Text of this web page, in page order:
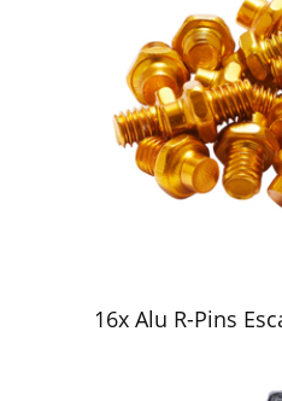
16x Alu R-Pins